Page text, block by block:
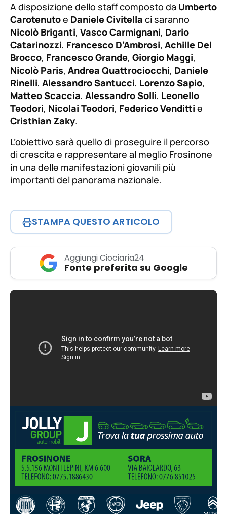
A disposizione dello staff composto da Umberto
Carotenutoe Daniele Civitella ci saranno
Nicolò Briganti, Vasco Carmignani, Dario
Catarinozzi, Francesco D’Ambrosi, Achille Del
Brocco, Francesco Grande, Giorgio Maggi,
Nicolò Paris, Andrea Quattrociocchi, Daniele
Rinelli, Alessandro Santucci, Lorenzo Sapio,
Matteo Scaccia, Alessandro Solli, Leonello
Teodori, Nicolai Teodori, Federico Venditti e
Cristhian Zaky.
L’obiettivo sarà quello di proseguire il percorso
di crescita e rappresentare al meglio Frosinone
in una delle manifestazioni giovanili più
importanti del panorama nazionale.
STAMPA QUESTO ARTICOLO
Aggiungi Ciociaria24
Fonte preferita su Google